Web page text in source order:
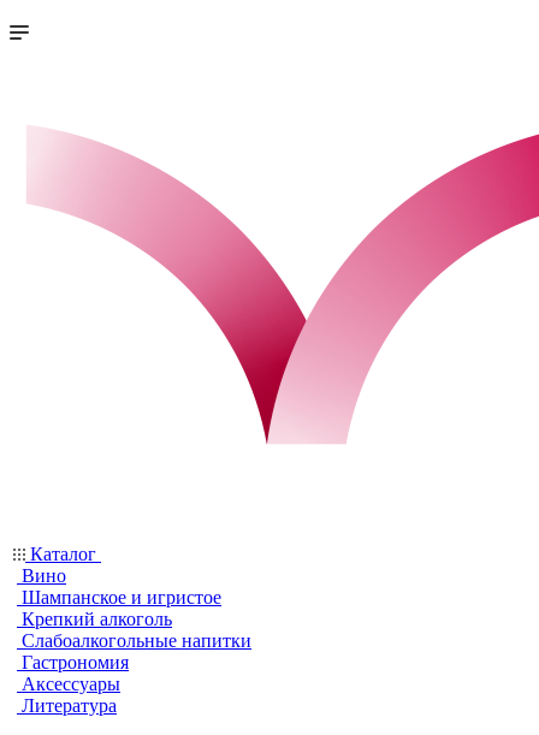
Каталог
Вино
Шампанское и игристое
Крепкий алкоголь
Слабоалкогольные напитки
Гастрономия
Аксессуары
Литература